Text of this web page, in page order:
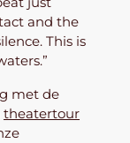
and the
This is
met de
theatertour